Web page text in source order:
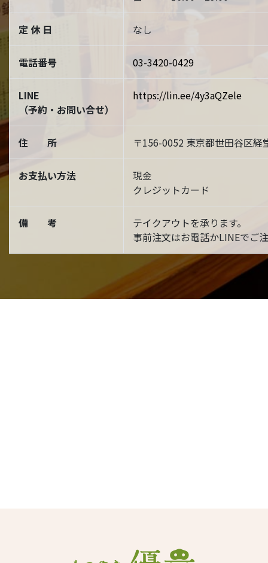
定 休 日 なし
電話番号 03-3420-0429
LINE
（予約・お問い合せ）
https://lin.ee/4y3aQZele
住 所 〒156-0052 東京都世田谷区
お支払い方法
現金
クレジットカード
備 考
テイクアウトを承ります。
事前注文はお電話かLINEでご